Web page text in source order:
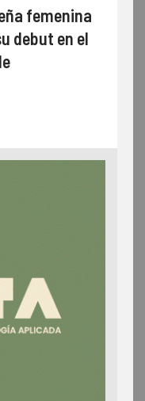
femenina
debut en el